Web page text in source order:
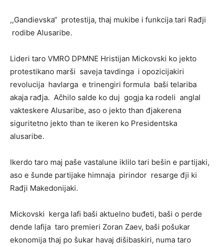
,,Gandievska“ protestija, thaj mukibe i funkcija tari Rađji
rodibe Alusaribe.
Lideri taro VMRO DPMNE Hristijan Mickovski ko jekto
protestikano marši saveja tavdinga i opozicijakiri
revolucija havlarga e trinengiri formula baši telariba
akaja rađja. Ačhilo salde ko duj gogja ka rodeli anglal
vakteskere Alusaribe, aso o jekto than đjakerena
siguritetno jekto than te ikeren ko Presidentska
alusaribe.
Ikerdo taro maj paše vastalune iklilo tari bešin e partijaki,
aso e šunde partijake himnaja pirindor resarge đji ki
Rađji Makedonijaki.
Mickovski kerga lafi baši aktuelno buđeti, baši o perde
dende lafija taro premieri Zoran Zaev, baši pošukar
ekonomija thaj po šukar havaj dišibaskiri, numa taro